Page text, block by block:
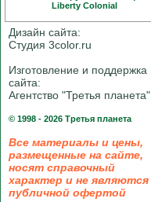
Liberty Colonial
Дизайн сайта:
Студия 3color.ru
Изготовление и поддержка
сайта:
Агентство "Третья планета"
© 1998 - 2026 Третья планета
Все материалы и цены,
размещенные на сайте,
носят справочный
характер и не являются
публичной офертой